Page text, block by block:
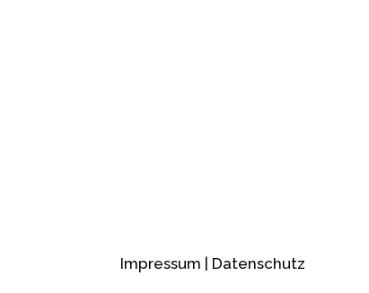
Impressum | Datenschutz